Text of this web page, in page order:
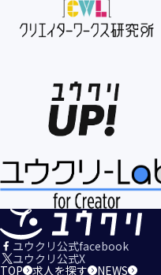
＜個人情報の利用目的＞
１．当社のサービスを提供
２．当社のサービスを安
備のため
３．当社のサービスの運
４．当社のサービスに関
５．当社、その他当社の
積、改善、研究開発のため
６．当社がおすすめする
信・送付するため
７．当社とお客様の間で
８．当社のサービスに関
「規約等」といいます。
ユウクリ公式facebook
ユウクリ公式X
TOP 求人を探す NEWS